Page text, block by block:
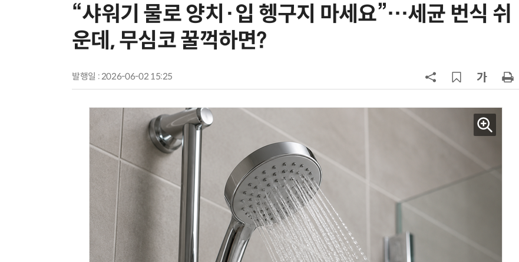
“샤워기 물로 양치·입 헹구지 마세요”…세균 번식 쉬
운데, 무심코 꿀꺽하면?
발행일 : 2026-06-02 15:25
6
KIST, 기존 반도체 공정으로 전기·
·바이오 실험에 더위도 잊었다…
“내년 2기로 이어집니다”
부, 첨단 의료 AI 임상 확산 지원
후 포착